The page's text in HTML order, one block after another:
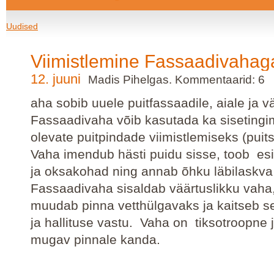
Uudised
Viimistlemine
12. juuni Madis Pihelgas. Kommentaarid: 6
aha sobib uuele puitfassaadile, aiale ja
Fassaadivaha võib kasutada ka
olevate puitpindade viimistlemiseks
Vaha imendub hästi puidu sisse, toob
ja oksakohad ning annab õhku
Fassaadivaha sisaldab väärtuslikku
muudab pinna vetthülgavaks ja kaitseb
ja hallituse vastu. Vaha on tiksotroopne
mugav pinnale kanda.